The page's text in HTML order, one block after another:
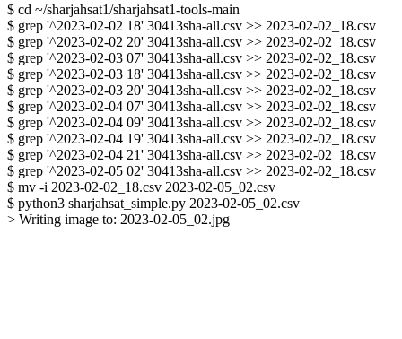
$ cd ~/sharjahsat1/sharjahsat1-tools-main
$ grep '^2023-02-02 18' 30413sha-all.csv >> 2023-02-02_18.csv
$ grep '^2023-02-02 20' 30413sha-all.csv >> 2023-02-02_18.csv
$ grep '^2023-02-03 07' 30413sha-all.csv >> 2023-02-02_18.csv
$ grep '^2023-02-03 18' 30413sha-all.csv >> 2023-02-02_18.csv
$ grep '^2023-02-03 20' 30413sha-all.csv >> 2023-02-02_18.csv
$ grep '^2023-02-04 07' 30413sha-all.csv >> 2023-02-02_18.csv
$ grep '^2023-02-04 09' 30413sha-all.csv >> 2023-02-02_18.csv
$ grep '^2023-02-04 19' 30413sha-all.csv >> 2023-02-02_18.csv
$ grep '^2023-02-04 21' 30413sha-all.csv >> 2023-02-02_18.csv
$ grep '^2023-02-05 02' 30413sha-all.csv >> 2023-02-02_18.csv
$ mv -i 2023-02-02_18.csv 2023-02-05_02.csv
$ python3 sharjahsat_simple.py 2023-02-05_02.csv
> Writing image to: 2023-02-05_02.jpg